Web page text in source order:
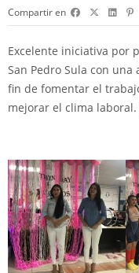
Compartir en
Excelente iniciativa por
San Pedro Sula con
fin de fomentar el
mejorar el clima laboral.